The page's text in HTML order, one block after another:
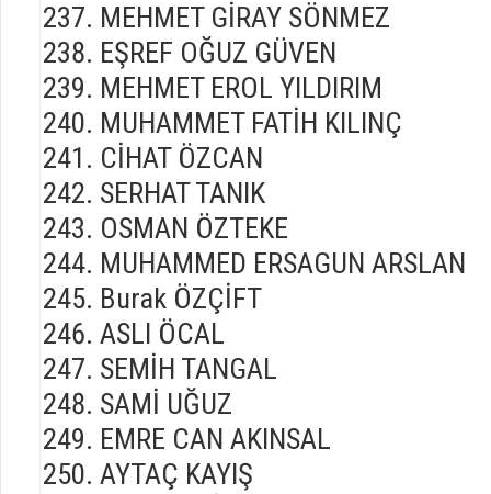
MEHMET GİRAY SÖNMEZ
EŞREF OĞUZ GÜVEN
MEHMET EROL YILDIRIM
MUHAMMET FATİH KILINÇ
CİHAT ÖZCAN
SERHAT TANIK
OSMAN ÖZTEKE
MUHAMMED ERSAGUN ARSLAN
Burak ÖZÇİFT
ASLI ÖCAL
SEMİH TANGAL
SAMİ UĞUZ
EMRE CAN AKINSAL
AYTAÇ KAYIŞ